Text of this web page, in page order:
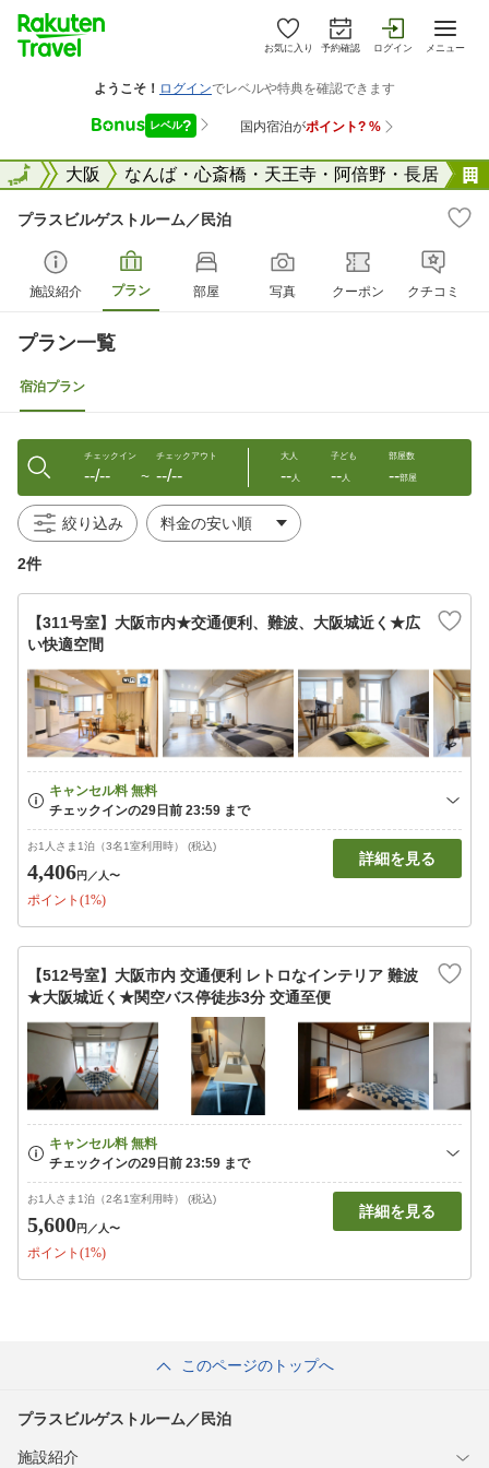
お気に入り 予約確認 ログイン メニュー
阪府 大阪 なんば・心斎橋・天王寺・阿倍野・長居
全国
プラスビルゲストルーム／民泊
施設紹介 プラン 部屋 写真 クーポン クチコミ
プラン一覧
宿泊プラン
チェックイン
--/-- 〜
チェックアウト
--/--
大人
--人
子ども
--人
部屋数
--部屋
絞り込み
2件
【311号室】大阪市内★交通便利、難波、大阪城近く★広
い快適空間
お1人さま1泊（3名1室利用時） (税込)
4,406円 ／人〜
ポイント(1%)
詳細を見る
【512号室】大阪市内 交通便利 レトロなインテリア 難波
★大阪城近く★関空バス停徒歩3分 交通至便
お1人さま1泊（2名1室利用時） (税込)
5,600円 ／人〜
ポイント(1%)
詳細を見る
このページのトップへ
プラスビルゲストルーム／民泊
施設紹介